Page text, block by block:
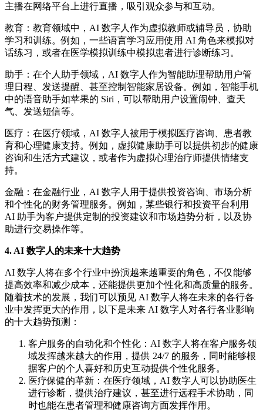
主播在网络平台上进行直播，吸引观众参与和互动。
教育：教育领域中，AI 数字人作为虚拟教师或辅导员，协助
学习和训练。例如，一些语言学习应用使用 AI 角色来模拟对
话练习，或者在医学模拟训练中模拟患者进行诊断练习。
助手：在个人助手领域，AI 数字人作为智能助理帮助用户管
理日程、发送提醒、甚至控制智能家居设备。例如，智能手机
中的语音助手如苹果的 Siri，可以帮助用户设置闹钟、查天
气、发送短信等。
医疗：在医疗领域，AI 数字人被用于模拟医疗咨询、患者教
育和心理健康支持。例如，虚拟健康助手可以提供初步的健康
咨询和生活方式建议，或者作为虚拟心理治疗师提供情绪支
持。
金融：在金融行业，AI 数字人用于提供投资咨询、市场分析
和个性化的财务管理服务。例如，某些银行和投资平台利用
AI 助手为客户提供定制的投资建议和市场趋势分析，以及协
助进行交易操作等。
4. AI 数字人的未来十大趋势
AI 数字人将在多个行业中扮演越来越重要的角色，不仅能够
提高效率和减少成本，还能提供更加个性化和高质量的服务。
随着技术的发展，我们可以预见 AI 数字人将在未来的各行各
业中发挥更大的作用，以下是未来 AI 数字人对各行各业影响
的十大趋势预测：
客户服务的自动化和个性化：AI 数字人将在客户服务领
域发挥越来越大的作用，提供 24/7 的服务，同时能够根
据客户的个人喜好和历史互动提供个性化服务。
医疗保健的革新：在医疗领域，AI 数字人可以协助医生
进行诊断，提供治疗建议，甚至进行远程手术协助，同
时也能在患者管理和健康咨询方面发挥作用。